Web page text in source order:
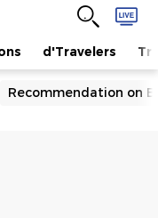
d'Travelers
Recommendation on